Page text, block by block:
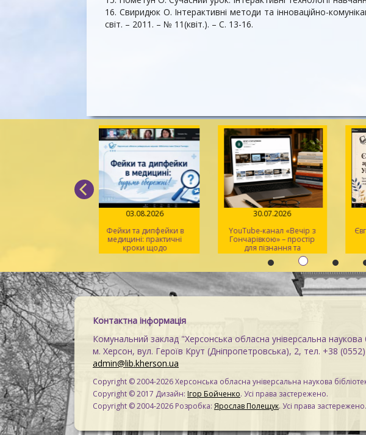
16. Свиридюк О. Інтерактивні методи та інноваційно-
світ. – 2011. – № 11(квіт.). – С. 13-16.
03.08.2026
Фейки та дипфейки в
медицині: практичні
кроки щодо
розпізнавання
30.07.2026
YouTube-канал «Вечір з
Гончарівкою» – простір
для пізнання та
натхнення
Контактна інформація
Комунальний заклад "Херсонська обласна універсальна
м. Херсон, вул. Героїв Крут (Дніпропетровська), 2, тел. +38
admin@lib.kherson.ua
Copyright © 2004-2026 Херсонська обласна універсальна наукова
Copyright © 2017 Дизайн: Ігор Бойченко. Усі права застережено.
Copyright © 2004-2026 Розробка: Ярослав Полещук. Усі права застережено.